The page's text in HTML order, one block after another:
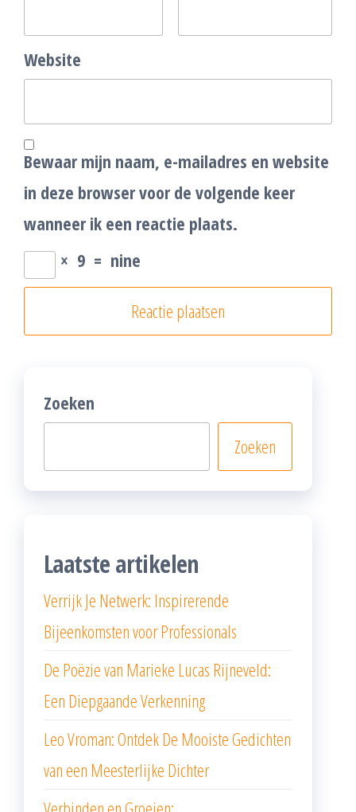
Website
Bewaar mijn naam, e-mailadres en website
in deze browser voor de volgende keer
wanneer ik een reactie plaats.
× 9 = nine
Zoeken
Zoeken
Laatste artikelen
Verrijk Je Netwerk: Inspirerende
Bijeenkomsten voor Professionals
De Poëzie van Marieke Lucas Rijneveld:
Een Diepgaande Verkenning
Leo Vroman: Ontdek De Mooiste Gedichten
van een Meesterlijke Dichter